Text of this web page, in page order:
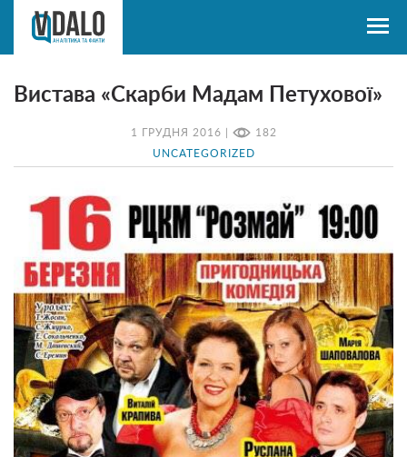
1 ГРУДНЯ 2016 | 182
UNCATEGORIZED
Вистава «Скарби Мадам Петухової»